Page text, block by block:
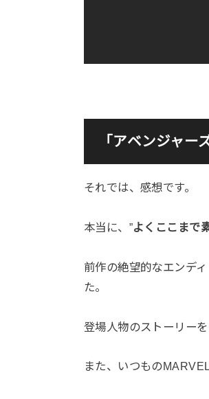
「アベンジャー
それでは、感想です。
本当に、”よくここまで
前作の絶望的なエンデ
た。
登場人物のストーリー
また、いつもの